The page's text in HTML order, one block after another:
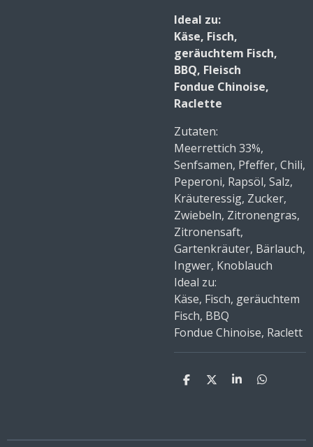
Ideal zu:
Käse, Fisch,
geräuchtem Fisch,
BBQ, Fleisch
Fondue Chinoise,
Raclette
Zutaten:
Meerrettich 33%,
Senfsamen, Pfeffer, Chili,
Peperoni, Rapsöl, Salz,
Kräuteressig, Zucker,
Zwiebeln, Zitronengras,
Zitronensaft,
Gartenkräuter, Bärlauch,
Ingwer, Knoblauch
Ideal zu:
Käse, Fisch, geräuchtem
Fisch, BBQ
Fondue Chinoise, Raclett
T
n
T
n
T
n
T
n